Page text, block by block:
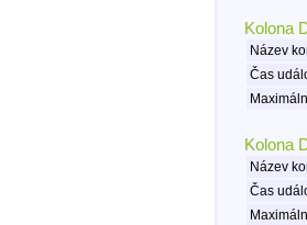
Kolona
Název
Čas
Kolona
Název
Čas